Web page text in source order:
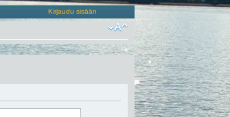
Kirjaudu sisään